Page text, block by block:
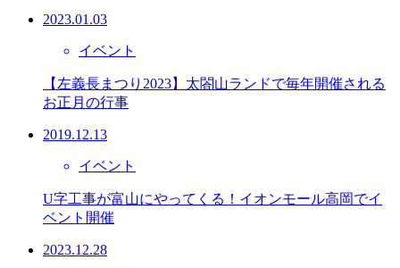
2023.01.03
イベント
【左義長まつり2023】太閤山ランドで毎年開催される
お正月の行事
2019.12.13
イベント
U字工事が富山にやってくる！イオンモール高岡でイ
ベント開催
2023.12.28